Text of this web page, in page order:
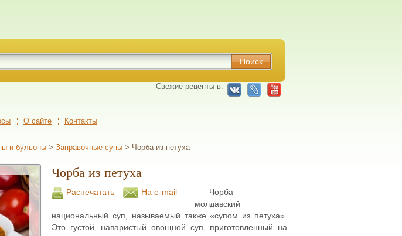
Свежие рецепты в:
О сайте Контакты
и бульоны > Заправочные супы > Чорба из петуха
Чорба из петуха
Распечатать На e-mail
Чорба –
молдавский
национальный суп, называемый также «супом из петуха».
Это густой, наваристый овощной суп, приготовленный на